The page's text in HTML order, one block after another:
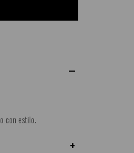
con estilo.